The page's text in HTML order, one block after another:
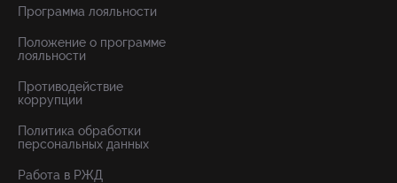
Программа лояльности
Положение о программе
лояльности
Противодействие
коррупции
Политика обработки
персональных данных
Работа в РЖД